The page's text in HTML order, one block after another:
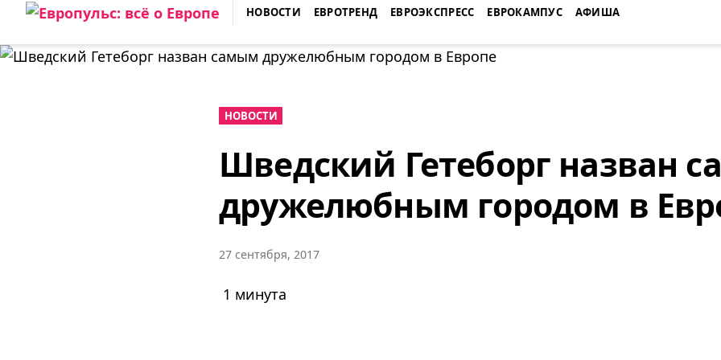
Skip
content
ЕВРОПУЛЬС: ВСЁ О ЕВРОПЕ
НОВОСТИ ЕВРОТРЕНД ЕВРОЭКСПРЕСС ЕВРОКАМПУС АФИША
НОВОСТИ
Шведский Гетеборг назван
дружелюбным городом в
27 сентября, 2017
1 минута